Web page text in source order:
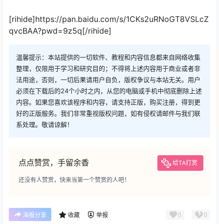
[rihide]https://pan.baidu.com/s/1CKs2uRNoGT8VSLcZ
qvcBAA?pwd=9z5q[/rihide]
温馨提示：本站提供的一切软件、教程和内容信息都来自网络收集
整理，仅限用于学习和研究目的；不得将上述内容用于商业或者非
法用途，否则，一切后果请用户自负，版权争议与本站无关。用户
必须在下载后的24个小时之内，从您的电脑或手机中彻底删除上述
内容。如果您喜欢该程序和内容，请支持正版，购买注册，得到更
好的正版服务。我们非常重视版权问题，如有侵权请邮件与我们联
系处理。敬请谅解！
点点赞赏，手留余香 给TA打赏
还没有人赞赏，快来当第一个赞赏的人吧！
海报分享 收藏 举报 0 0